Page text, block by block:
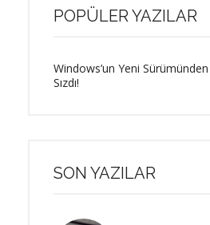
POPÜLER YAZILAR
Windows’un Yeni
Sızdı!
SON YAZILAR